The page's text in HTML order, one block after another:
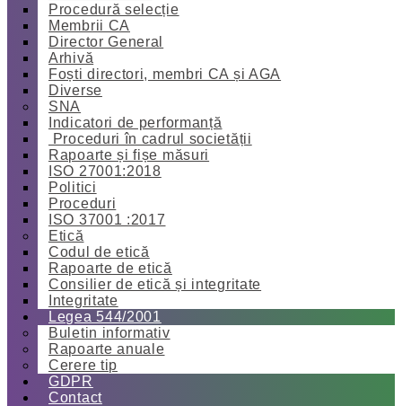
Procedură selecție
Membrii CA
Director General
Arhivă
Foști directori, membri CA și AGA
Diverse
SNA
Indicatori de performanță
Proceduri în cadrul societății
Rapoarte și fișe măsuri
ISO 27001:2018
Politici
Proceduri
ISO 37001 :2017
Etică
Codul de etică
Rapoarte de etică
Consilier de etică și integritate
Integritate
Legea 544/2001
Buletin informativ
Rapoarte anuale
Cerere tip
GDPR
Contact